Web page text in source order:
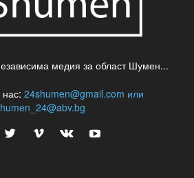
медия за област Шумен...
24shumen@gmail.com или